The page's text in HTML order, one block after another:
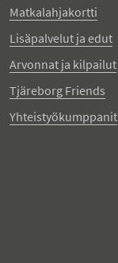
Matkalahjakortti
Lisäpalvelut ja edut
Arvonnat ja kilpailut
Tjäreborg Friends
Yhteistyökumppanit